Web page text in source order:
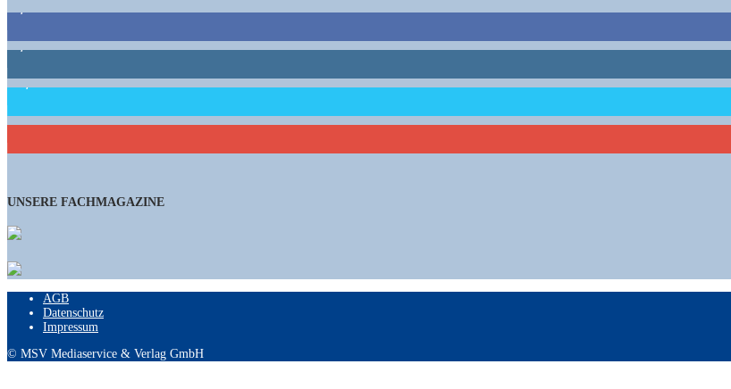
1,662 Follower
15,658 Follower
460 Abonnenten
UNSERE FACHMAGAZINE
AGB
Datenschutz
Impressum
© MSV Mediaservice & Verlag GmbH